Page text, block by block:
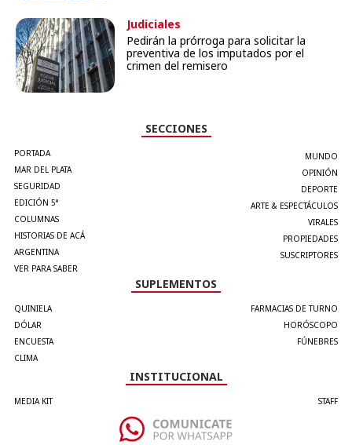
Judiciales
Pedirán la prórroga para solicitar la
preventiva de los imputados por el
crimen del remisero
SECCIONES
PORTADA
MAR DEL PLATA
SEGURIDAD
EDICIÓN 5°
COLUMNAS
HISTORIAS DE ACÁ
ARGENTINA
VER PARA SABER
MUNDO
OPINIÓN
DEPORTE
ARTE & ESPECTÁCULOS
VIRALES
PROPIEDADES
SUSCRIPTORES
SUPLEMENTOS
QUINIELA
DÓLAR
ENCUESTA
CLIMA
FARMACIAS DE TURNO
HORÓSCOPO
FÚNEBRES
INSTITUCIONAL
MEDIA KIT STAFF